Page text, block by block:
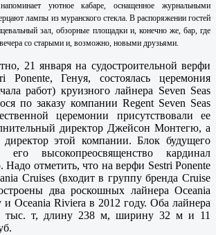
уютное кабаре, оснащенное журнальными
лампы из муранского стекла. В распоряжении гостей
зал, обзорные площадки и, конечно же, бар, где
со старыми и, возможно, новыми друзьями.
21 января на судостроительной верфи
Ponente, Генуя, состоялась церемония
работ) круизного лайнера Seven Seas
по заказу компании Regent Seven Seas
церемонии присутствовали ее
директор Джейсон Монтегю, а
этой компании. Блок будущего
его высокопреосвященство кардинал
Надо отметить, что на верфи Sestri Ponente
Cruises (входит в группу бренда Cruise
два роскошных лайнера Oceania
и Oceania Riviera в 2012 году. Оба лайнера
тыс. т, длину 238 м, ширину 32 м и 11